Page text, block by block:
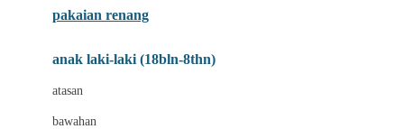
C
pakaian renang
anak laki-laki (18bln-8thn)
atasan
bawahan